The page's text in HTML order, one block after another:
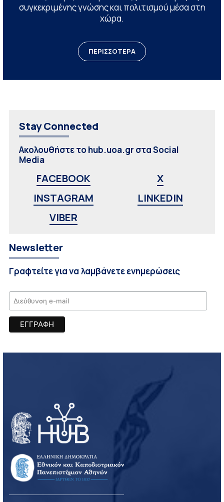
συγκεκριμένης γνώσης και πολιτισμού μέσα στη
χώρα.
ΠΕΡΙΣΣΟΤΕΡΑ
Stay Connected
Ακολουθήστε το hub.uoa.gr στα Social
Media
FACEBOOK
X
INSTAGRAM
LINKEDIN
VIBER
Newsletter
Γραφτείτε για να λαμβάνετε ενημερώσεις